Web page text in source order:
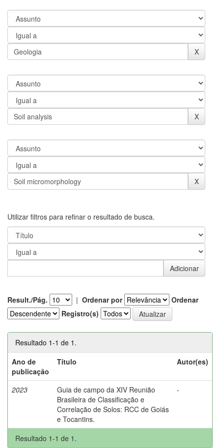
Utilizar filtros para refinar o resultado de busca.
Result./Pág. | Ordenar por
Ordenar
Registro(s)
Resultado 1-1 de 1.
Ano de
publicação
Título Autor(es)
2023
Guia de campo da XIV Reunião
Brasileira de Classificação e
Correlação de Solos: RCC de Goiás
e Tocantins.
-
Resultado 1-1 de 1.